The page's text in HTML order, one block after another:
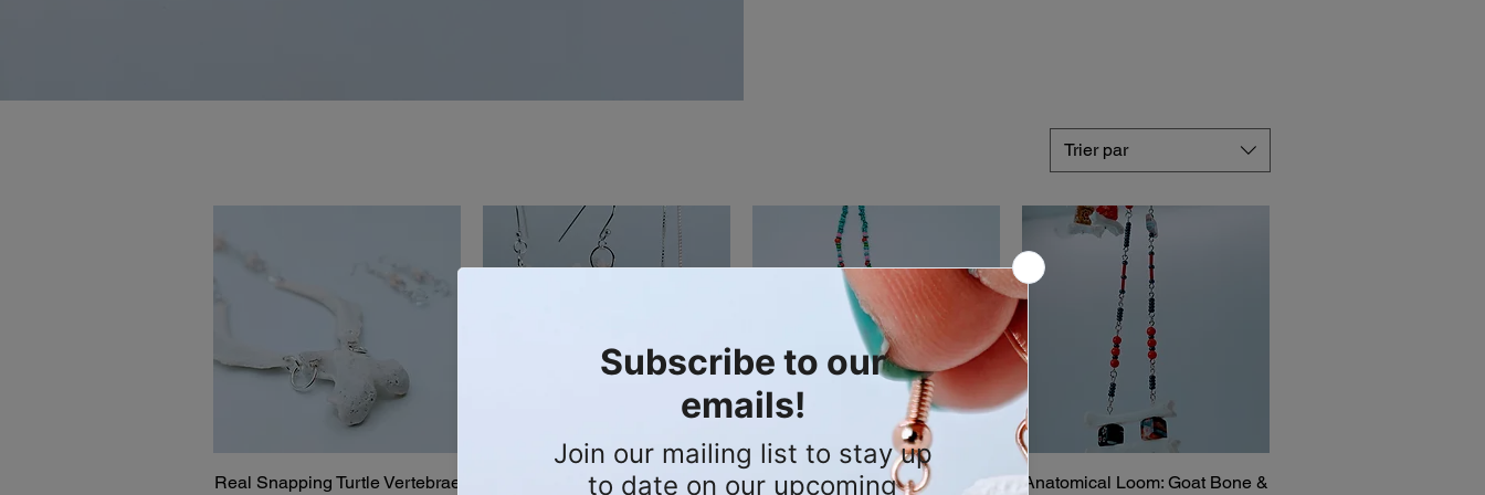
Trier par
Aperçu rapide
Real Snapping Turtle Vertebrae
Aperçu rapide
Baby Possum Mandible &
Aperçu rapide
The Legacy Cradle | Armadillo
Aperçu rapide
Anatomical Loom: Goat Bone &